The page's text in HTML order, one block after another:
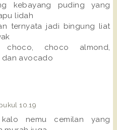
kebayang puding yang
lidah
ternyata jadi bingung liat
choco almond,
dan avocado
10.19
nemu cemilan yang